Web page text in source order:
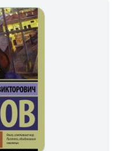
плут и проныра,
условиях
смуты. В
самыхразных
о которых никто
происхождение
гениев
без работы,
собственное
самим собой.